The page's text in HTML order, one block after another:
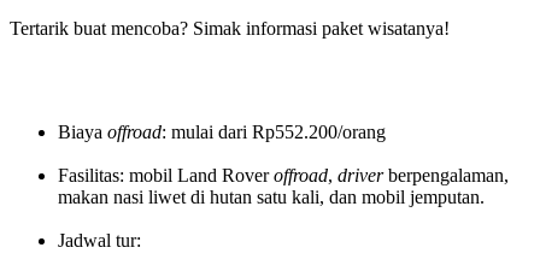
Tertarik buat mencoba? Simak informasi paket wisatanya!
Biaya offroad: mulai dari Rp552.200/orang
Fasilitas: mobil Land Roveroffroad, driverberpengalaman,
makan nasi liwet di hutan satu kali, dan mobil jemputan.
Jadwal tur: